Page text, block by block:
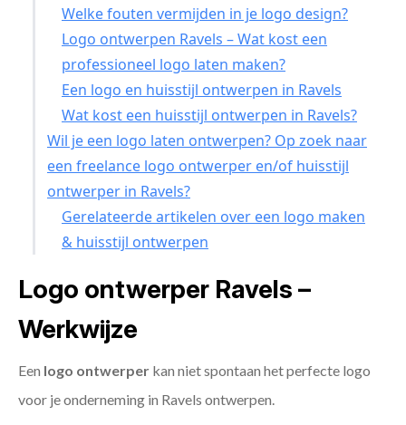
Welke fouten vermijden in je logo design?
Logo ontwerpen Ravels – Wat kost een
professioneel logo laten maken?
Een logo en huisstijl ontwerpen in Ravels
Wat kost een huisstijl ontwerpen in Ravels?
Wil je een logo laten ontwerpen? Op zoek naar
een freelance logo ontwerper en/of huisstijl
ontwerper in Ravels?
Gerelateerde artikelen over een logo maken
& huisstijl ontwerpen
Logo ontwerper Ravels –
Werkwijze
Een logo ontwerper kan niet spontaan het perfecte logo
voor je onderneming in Ravels ontwerpen.